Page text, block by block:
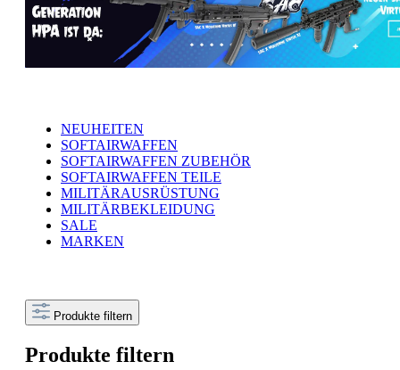
NEUHEITEN
SOFTAIRWAFFEN
SOFTAIRWAFFEN ZUBEHÖR
SOFTAIRWAFFEN TEILE
MILITÄRAUSRÜSTUNG
MILITÄRBEKLEIDUNG
SALE
MARKEN
Produkte filtern
Produkte filtern